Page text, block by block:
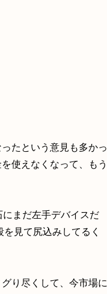
たという意見も多かっ
使えなくなって、もう
まだ左手デバイスだ
見て尻込みしてるく
り尽くして、今市場に